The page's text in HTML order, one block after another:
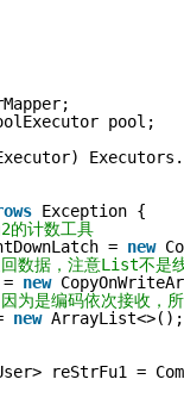
pool;
Exception {
的计数工具
= new
数据，注意List不是
new
为是编码依次接收，
new ArrayList<>();
reStrFu1 =